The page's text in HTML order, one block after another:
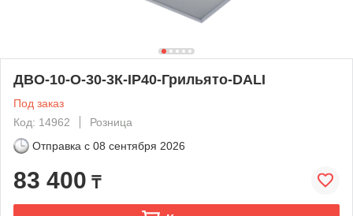
ДВО-10-О-30-3К-IP40-Грильято-DALI
Под заказ
Код: 14962
Розница
Отправка с 08 сентября 2026
83 400 ₸